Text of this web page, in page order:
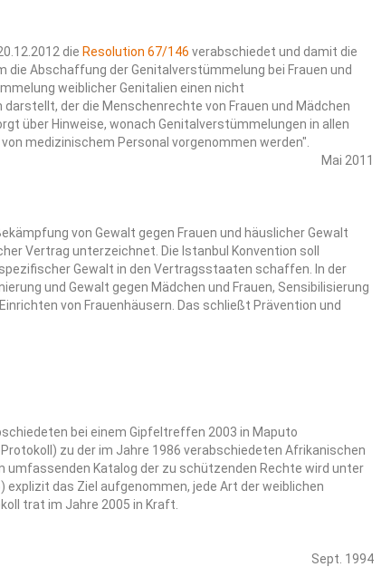
die Resolution 67/146 verabschiedet und damit die
Abschaffung der Genitalverstümmelung bei Frauen und
weiblicher Genitalien einen nicht
der die Menschenrechte von Frauen und Mädchen
über Hinweise, wonach Genitalverstümmelungen in allen
medizinischem Personal vorgenommen werden".
Mai 2011
von Gewalt gegen Frauen und häuslicher Gewalt
Vertrag unterzeichnet. Die Istanbul Konvention soll
Gewalt in den Vertragsstaaten schaffen. In der
und Gewalt gegen Mädchen und Frauen, Sensibilisierung
von Frauenhäusern. Das schließt Prävention und
bei einem Gipfeltreffen 2003 in Maputo
zu der im Jahre 1986 verabschiedeten Afrikanischen
umfassenden Katalog der zu schützenden Rechte wird unter
das Ziel aufgenommen, jede Art der weiblichen
trat im Jahre 2005 in Kraft.
Sept. 1994